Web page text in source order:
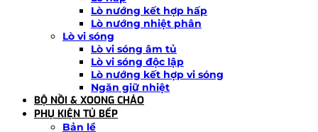
Lò nướng kết hợp hấp
Lò nướng nhiệt phân
Lò vi sóng
Lò vi sóng âm tủ
Lò vi sóng độc lập
Lò nướng kết hợp vi sóng
Ngăn giữ nhiệt
BỘ NỒI & XOONG CHẢO
PHỤ KIỆN TỦ BẾP
Bản lề